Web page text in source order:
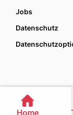
Jobs
Datenschutz
Home